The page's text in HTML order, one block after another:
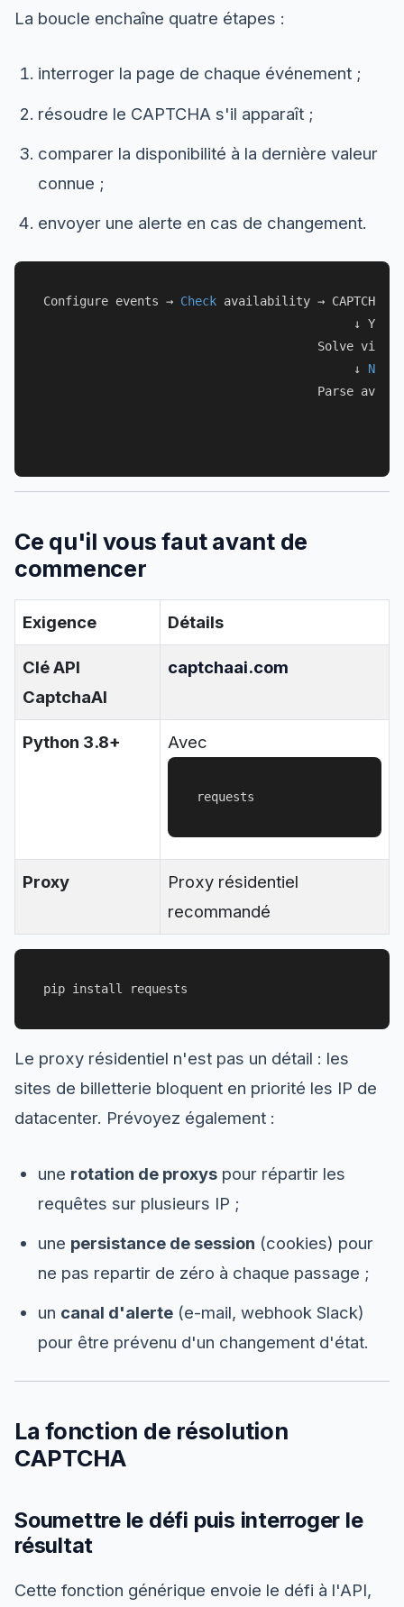
La boucle enchaîne quatre étapes :
interroger la page de chaque événement ;
résoudre le CAPTCHA s'il apparaît ;
comparer la disponibilité à la dernière valeur
connue ;
envoyer une alerte en cas de changement.
Configure events → Check availability → CAPTCHA?
                                           ↓ Yes
Solve via
                                           ↓
No
Parse
Ce qu'il vous faut avant de
commencer
Exigence Détails
Clé API
CaptchaAI
captchaai.com
Python 3.8+ Avec
requests
Proxy
Proxy résidentiel
recommandé
Le proxy résidentiel n'est pas un détail : les
sites de billetterie bloquent en priorité les IP de
datacenter. Prévoyez également :
une rotation de proxyspour répartir les
requêtes sur plusieurs IP ;
une persistance de session (cookies) pour
ne pas repartir de zéro à chaque passage ;
un canal d'alerte(e-mail, webhook Slack)
pour être prévenu d'un changement d'état.
La fonction de résolution
CAPTCHA
Soumettre le défi puis interroger le
résultat
Cette fonction générique envoie le défi à l'API,